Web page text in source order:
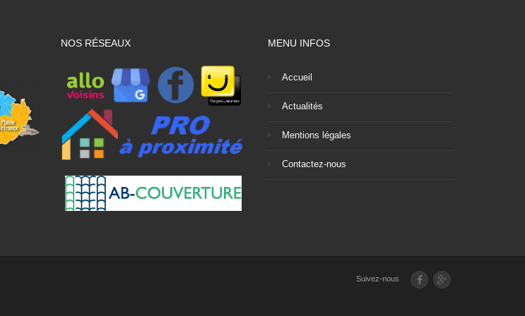
NOS RÉSEAUX MENU INFOS
Accueil
Actualités
Mentions légales
Contactez-nous
Suivez-nous